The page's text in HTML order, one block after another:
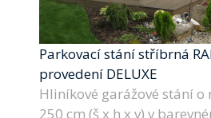
Parkovací stání stříbrná
provedení DELUXE
Hliníkové garážové stání o
250 cm (š x h x v) v